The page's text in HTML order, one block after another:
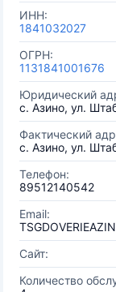
ИНН:
1841032027
ОГРН:
1131841001676
Юридический
с. Азино, ул.
Фактический
с. Азино, ул.
Телефон:
89512140542
Email:
Сайт:
Количество